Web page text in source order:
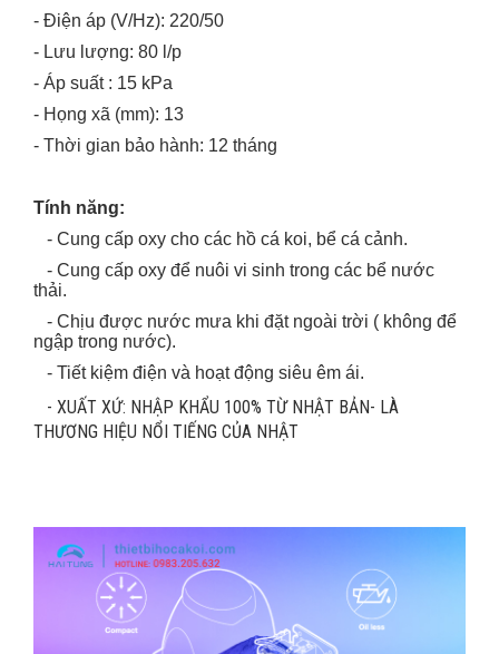
- Điện áp (V/Hz): 220/50
- Lưu lượng: 80 l/p
- Áp suất : 15 kPa
- Họng xã (mm): 13
- Thời gian bảo hành: 12 tháng
Tính năng:
- Cung cấp oxy cho các hồ cá koi, bể cá cảnh.
- Cung cấp oxy để nuôi vi sinh trong các bể nước
thải.
- Chịu được nước mưa khi đặt ngoài trời ( không để
ngập trong nước).
- Tiết kiệm điện và hoạt động siêu êm ái.
- XUẤT XỨ: NHẬP KHẨU 100% TỪ NHẬT BẢN- LÀ
THƯƠNG HIỆU NỔI TIẾNG CỦA NHẬT